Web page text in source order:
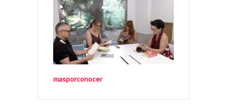
masporconocer